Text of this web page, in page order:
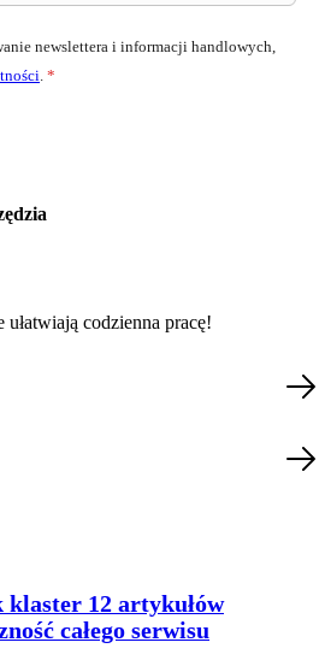
newslettera i informacji handlowych,
*
codzienna pracę!
klaster 12 artykułów
całego serwisu